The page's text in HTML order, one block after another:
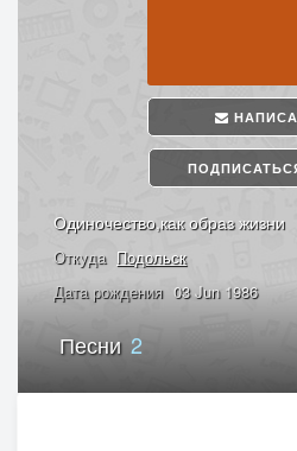
Одиночество,как образ жизни
Откуда Подольск
Дата рождения 03 Jun 1986
Песни 2